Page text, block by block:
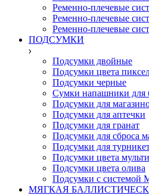
Ременно-плечевые
Ременно-плечевые
Ременно-плечевые
ПОДСУМКИ
Подсумки двойные
Подсумки цвета
Подсумки черные
Сумки напашники для
Подсумки для
Подсумки для аптечки
Подсумки для гранат
Подсумки для сброса
Подсумки для
Подсумки цвета
Подсумки цвета олива
Подсумки с
МЯГКАЯ